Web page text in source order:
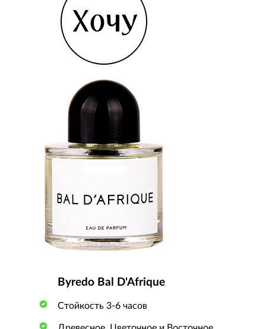
Byredo Bal D'Afrique
Стойкость 3-6 часов